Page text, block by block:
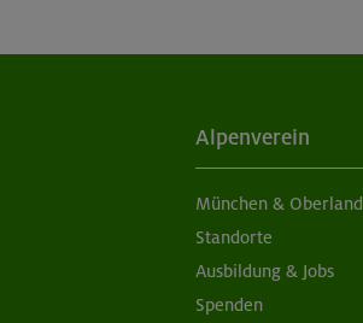
Alpenverein
München & Oberland
Standorte
Ausbildung & Jobs
Spenden